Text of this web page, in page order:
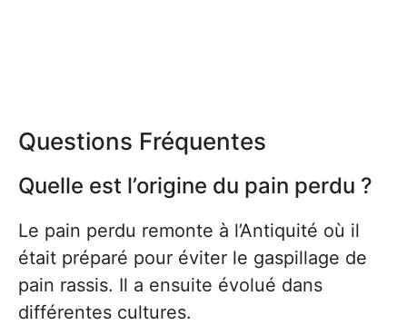
Questions Fréquentes
Quelle est l’origine du pain perdu ?
Le pain perdu remonte à l’Antiquité où il
était préparé pour éviter le gaspillage de
pain rassis. Il a ensuite évolué dans
différentes cultures.